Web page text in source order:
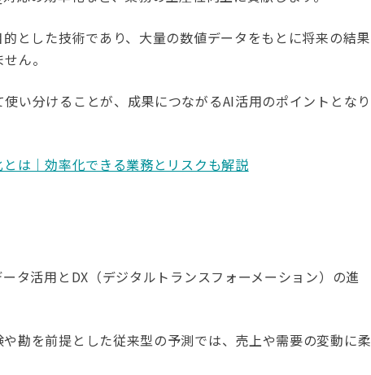
とした技術であり、大量の数値データをもとに将来の結果
ん。
い分けることが、成果につながるAI活用のポイントとなり
は｜効率化できる業務とリスクも解説
タ活用とDX（デジタルトランスフォーメーション）の進
勘を前提とした従来型の予測では、売上や需要の変動に柔